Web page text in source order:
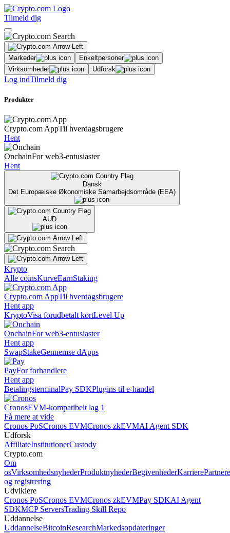
Tilmeld dig
Markeder
Enkeltpersoner
Virksomheder
Udforsk
Log indTilmeld dig
Produkter
Crypto.com AppTil hverdagsbrugere
Hent
OnchainFor web3-entusiaster
Hent
Dansk
Det Europæiske Økonomiske Samarbejdsområde (EEA)
AUD
Krypto
Alle coinsKurveEarnStaking
Crypto.com AppTil hverdagsbrugere
Hent app
KryptoVisa forudbetalt kortLevel Up
OnchainFor web3-entusiaster
Hent app
SwapStakeGennemse dApps
PayFor forhandlere
Hent app
BetalingsterminalPay SDKPlugins til e-handel
CronosEVM-kompatibelt lag 1
Få mere at vide
Cronos PoSCronos EVMCronos zkEVMAI Agent SDK
Udforsk
AffiliateInstitutionerCustody
Crypto.com
Om
osVirksomhedsnyhederProduktnyhederBegivenhederKarrierePartnere
og registrering
Udviklere
Cronos PoSCronos EVMCronos zkEVMPay SDKAI Agent
SDKMCP ServersTrading Skill Repo
Uddannelse
UddannelseBitcoinResearchMarkedsopdateringer